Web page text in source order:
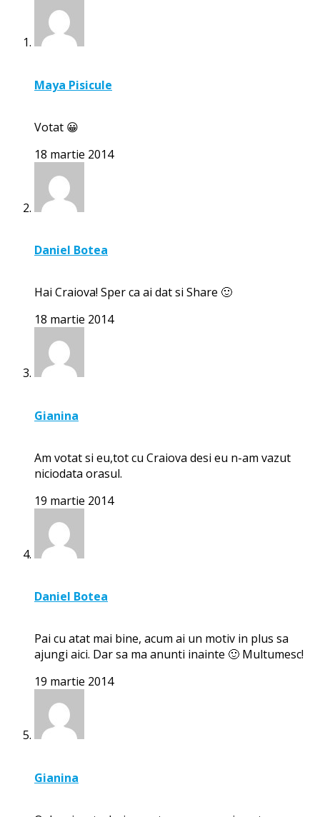
Maya Pisicule
Votat 😀
18 martie 2014
Daniel Botea
Hai Craiova! Sper ca ai dat si Share 🙂
18 martie 2014
Gianina
Am votat si eu,tot cu Craiova desi eu n-am vazut
niciodata orasul.
19 martie 2014
Daniel Botea
Pai cu atat mai bine, acum ai un motiv in plus sa
ajungi aici. Dar sa ma anunti inainte 🙂 Multumesc!
19 martie 2014
Gianina